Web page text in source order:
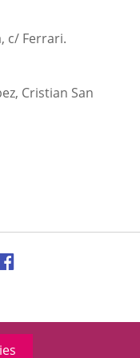
c/ Ferrari.
Cristian San
ENLACE
APLICACIÓN
EXTERNA.